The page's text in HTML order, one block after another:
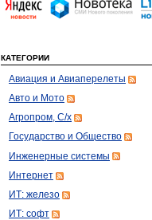
КАТЕГОРИИ
Авиация и Авиаперелеты
Авто и Мото
Агропром, С/х
Государство и Общество
Инженерные системы
Интернет
ИТ: железо
ИТ: софт